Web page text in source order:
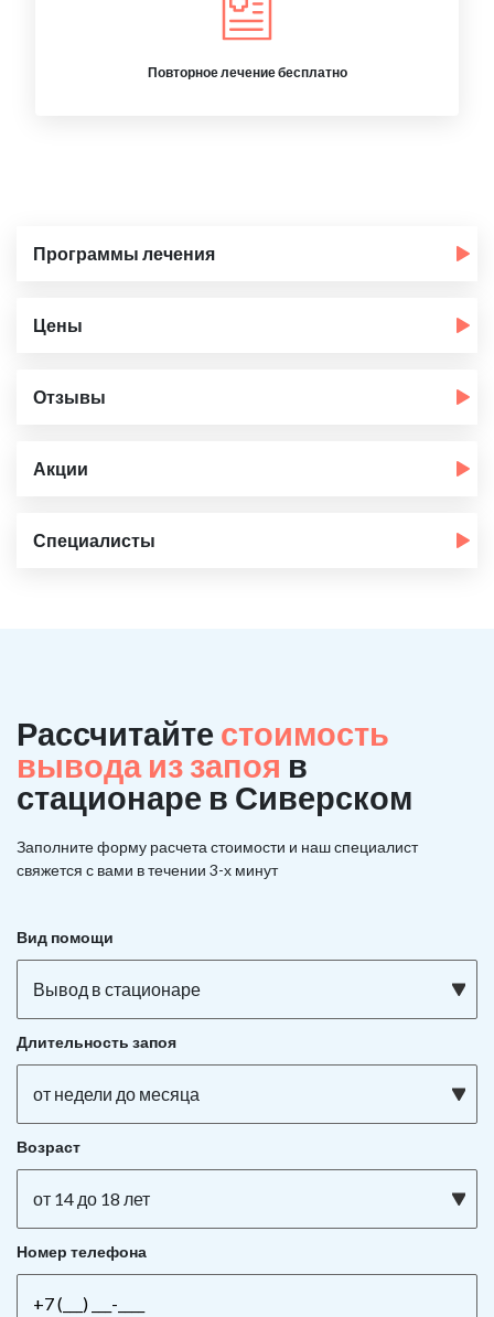
Повторное лечение бесплатно
Программы лечения
Цены
Отзывы
Акции
Специалисты
Рассчитайте стоимость
вывода из запоя в
стационаре в Сиверском
Заполните форму расчета стоимости и нашспециалист
свяжется с вами в течении 3-х минут
Вид помощи
Вывод в стационаре
Длительность запоя
от недели до месяца
Возраст
от 14 до 18 лет
Номер телефона